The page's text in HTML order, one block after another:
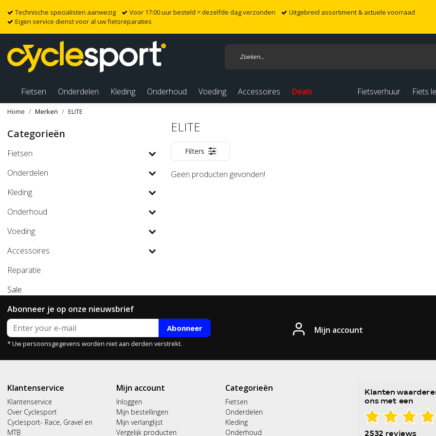
Technische specialisten aanwezig Voor 17:00 uur besteld = dezelfde dag verzonden
Uitgebreid assortiment & actuele voorraad
Eigen service dienst voor al uw fietsreparaties
Fietsen Onderdelen Kleding Onderhoud Voeding Accessoires Deals Fietsverhuur Fiets
Home Merken ELITE
Categorieën
Fietsen
Onderdelen
Kleding
Onderhoud
Voeding
Accessoires
Reparatie
Sale
ELITE
Filters
Geen producten gevonden!
Abonneer je op onze nieuwsbrief
Abonneer
* Uw persoonsgegevens worden niet aan derden verstrekt.
Mijn account
Klantenservice
Klantenservice
Over Cyclesport
Cyclesport- Race, Gravel en
MTB
Mijn account
Inloggen
Mijn bestellingen
Mijn verlanglijst
Vergelijk producten
Categorieën
Fietsen
Onderdelen
Kleding
Onderhoud